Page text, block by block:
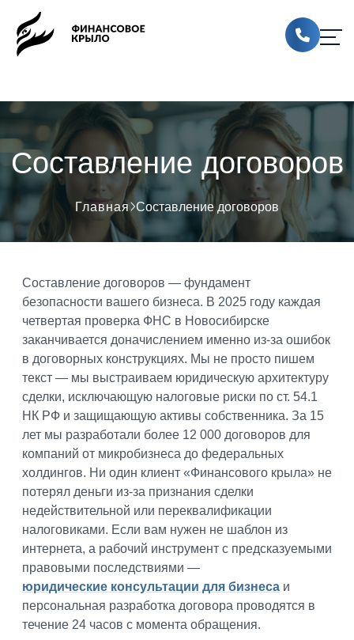
Составление договоров
Главная Составление договоров
Составление договоров — фундамент
безопасности вашего бизнеса. В 2025 году каждая
четвертая проверка ФНС в Новосибирске
заканчивается доначислением именно из-за ошибок
в договорных конструкциях. Мы не просто пишем
текст — мы выстраиваем юридическую архитектуру
сделки, исключающую налоговые риски по ст. 54.1
НК РФ и защищающую активы собственника. За 15
лет мы разработали более 12 000 договоров для
компаний от микробизнеса до федеральных
холдингов. Ни один клиент «Финансового крыла» не
потерял деньги из-за признания сделки
недействительной или переквалификации
налоговиками. Если вам нужен не шаблон из
интернета, а рабочий инструмент с предсказуемыми
правовыми последствиями —
юридические консультации для бизнеса и
персональная разработка договора проводятся в
течение 24 часов с момента обращения.